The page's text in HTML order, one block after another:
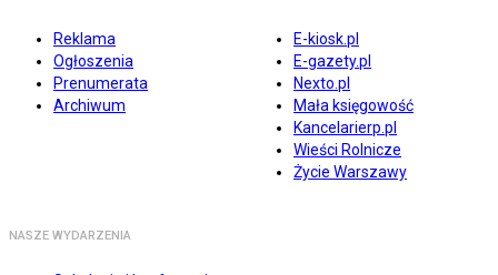
Reklama
Ogłoszenia
Prenumerata
Archiwum
E-kiosk.pl
E-gazety.pl
Nexto.pl
Mała księgowość
Kancelarierp.pl
Wieści Rolnicze
Życie Warszawy
NASZE WYDARZENIA